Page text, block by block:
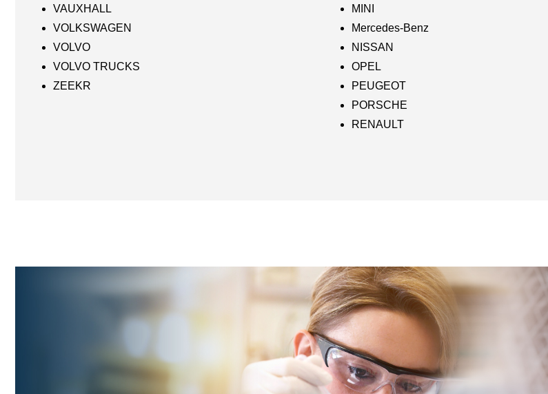
VAUXHALL
VOLKSWAGEN
VOLVO
VOLVO TRUCKS
ZEEKR
MINI
Mercedes-Benz
NISSAN
OPEL
PEUGEOT
PORSCHE
RENAULT